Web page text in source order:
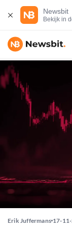
Newsbit
Bekijk in
Erik Juffermans 17-